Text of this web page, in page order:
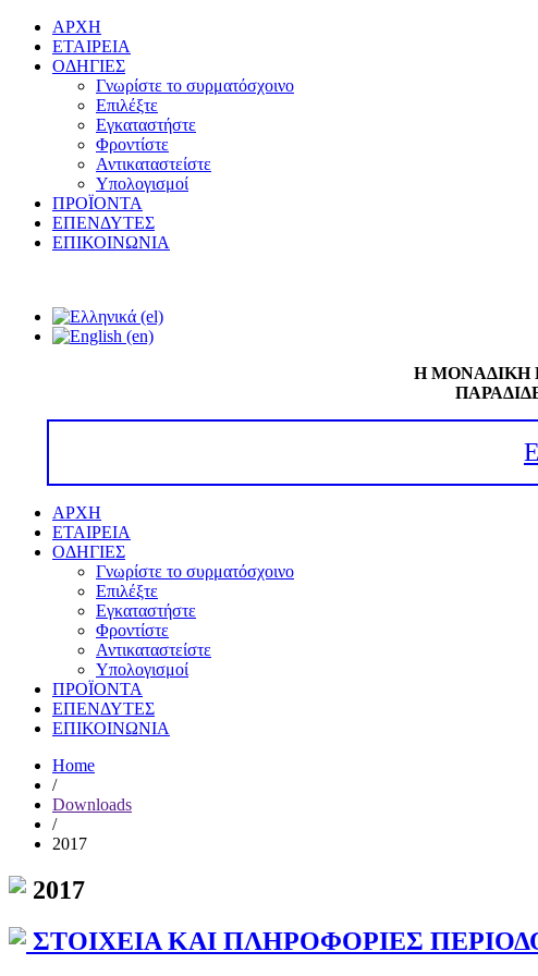
ΑΡΧΗ
ΕΤΑΙΡΕΙΑ
ΟΔΗΓΙΕΣ
Γνωρίστε το συρματόσχοινο
Επιλέξτε
Εγκαταστήστε
Φροντίστε
Αντικαταστείστε
Υπολογισμοί
ΠΡΟΪΟΝΤΑ
ΕΠΕΝΔΥΤΕΣ
ΕΠΙΚΟΙΝΩΝΙΑ
Η ΜΟΝΑΔΙΚΗ
ΑΡΧΗ
ΕΤΑΙΡΕΙΑ
ΟΔΗΓΙΕΣ
Γνωρίστε το συρματόσχοινο
Επιλέξτε
Εγκαταστήστε
Φροντίστε
Αντικαταστείστε
Υπολογισμοί
ΠΡΟΪΟΝΤΑ
ΕΠΕΝΔΥΤΕΣ
ΕΠΙΚΟΙΝΩΝΙΑ
Home
/
Downloads
/
2017
2017
ΣΤΟΙΧΕΙΑ ΚΑΙ ΠΛΗΡΟΦΟΡΙΕΣ